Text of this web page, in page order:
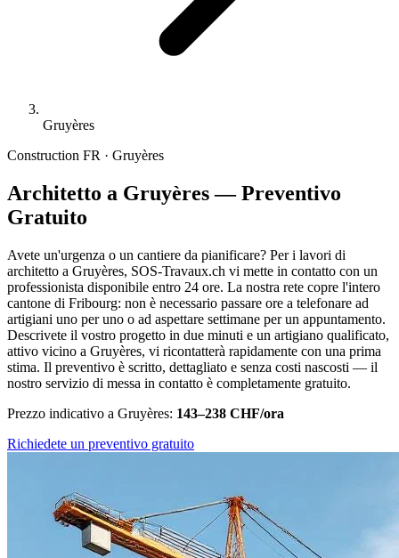
Gruyères
Construction FR · Gruyères
Architetto a Gruyères — Preventivo
Gratuito
Avete un'urgenza o un cantiere da pianificare? Per i lavori di
architetto a Gruyères, SOS-Travaux.ch vi mette in contatto con un
professionista disponibile entro 24 ore. La nostra rete copre l'intero
cantone di Fribourg: non è necessario passare ore a telefonare ad
artigiani uno per uno o ad aspettare settimane per un appuntamento.
Descrivete il vostro progetto in due minuti e un artigiano qualificato,
attivo vicino a Gruyères, vi ricontatterà rapidamente con una prima
stima. Il preventivo è scritto, dettagliato e senza costi nascosti — il
nostro servizio di messa in contatto è completamente gratuito.
Prezzo indicativo a Gruyères: 143–238 CHF/ora
Richiedete un preventivo gratuito